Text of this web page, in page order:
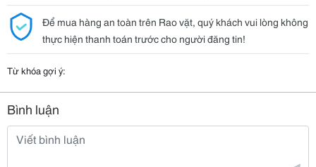
Để mua hàng an toàn trên Rao vặt, quý khách vui lòng không
thực hiện thanh toán trước cho người đăng tin!
Từ khóa gợi ý:
Bình luận